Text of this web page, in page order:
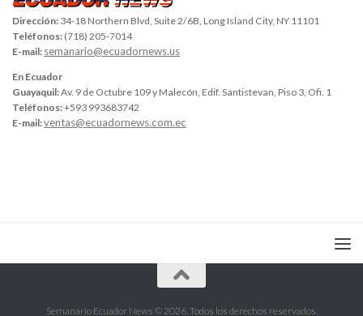
Dirección: 34-18 Northern Blvd, Suite 2/6B, Long Island City, NY 11101
Teléfonos: (718) 205-7014
E-mail: semanario@ecuadornews.us
En Ecuador
Guayaquil:Av. 9 de Octubre 109 y Malecón, Edif. Santistevan, Piso 3, Ofi. 1
Teléfonos:+593 993683742
E-mail:ventas@ecuadornews.com.ec
Semanario Ecuador News © 2026. Todos los derechos reservados.